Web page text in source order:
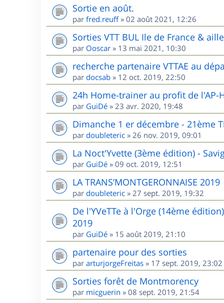
Sortie en août.
par fred.reuff» 02 août 2021, 12:26
Sorties VTT BUL Ile de France &
par Ooscar » 13 mai 2021, 10:30
recherche partenaire VTTAE au
par docsab » 12 oct. 2019, 22:50
24h Home-trainer au profit de l'AP-
par GuiDé » 23 avr. 2020, 19:48
Dimanche 1 er décembre - 21ème
par doubleteric » 26 nov. 2019, 09:01
La Noct'Yvette (3ème édition) -
par GuiDé » 09 oct. 2019, 12:51
LA TRANS’MONTGERONNAISE 2019
par doubleteric » 27 sept. 2019, 19:32
De l'YVeTTe à l'Orge (14ème
2019
par GuiDé » 15 août 2019, 21:10
partenaire pour des sorties
par arturjorgeFreitas » 17 sept. 2019, 23:02
Sorties forêt de Montmorency
par micguerin » 08 sept. 2019, 21:54